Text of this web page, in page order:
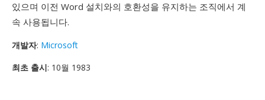
있으며 이전 Word 설치와의 호환성을 유지하는 조직에서 계
속 사용됩니다.
개발자: Microsoft
최초 출시: 10월 1983